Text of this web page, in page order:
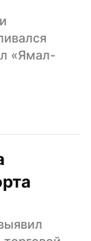
«Ямал-